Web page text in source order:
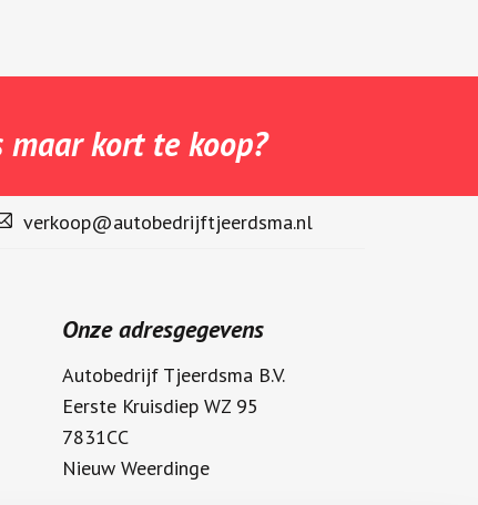
maar kort te koop?
verkoop@autobedrijftjeerdsma.nl
Onze adresgegevens
Autobedrijf Tjeerdsma B.V.
Eerste Kruisdiep WZ 95
7831CC